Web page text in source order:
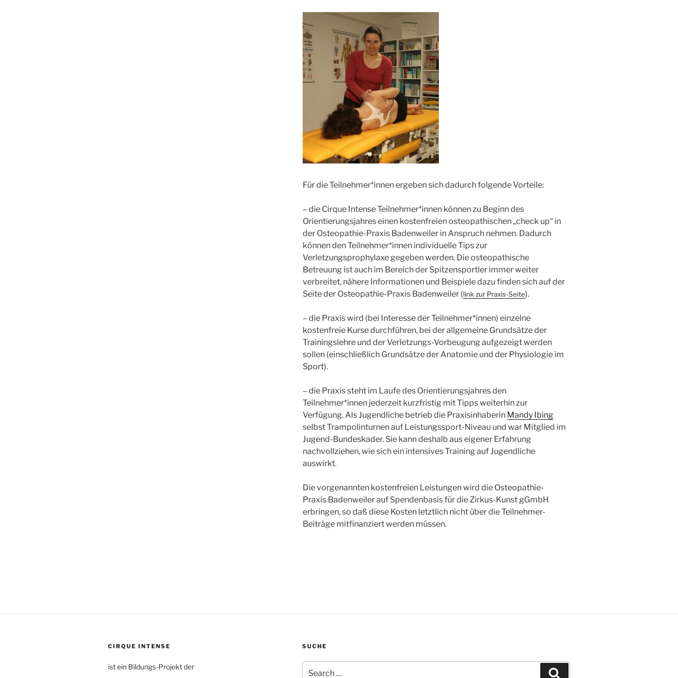
Für die Teilnehmer*innen ergeben sich dadurch folgende Vorteile:
– die Cirque Intense Teilnehmer*innen können zu Beginn des
Orientierungsjahres einen kostenfreien osteopathischen „check up“ in
der Osteopathie-Praxis Badenweiler in Anspruch nehmen. Dadurch
können den Teilnehmer*innen individuelle Tips zur
Verletzungsprophylaxe gegeben werden. Die osteopathische
Betreuung ist auch im Bereich der Spitzensportler immer weiter
verbreitet, nähere Informationen und Beispiele dazu finden sich auf der
Seite der Osteopathie-Praxis Badenweiler (link zur Praxis-Seite).
– die Praxis wird (bei Interesse der Teilnehmer*innen) einzelne
kostenfreie Kurse durchführen, bei der allgemeine Grundsätze der
Trainingslehre und der Verletzungs-Vorbeugung aufgezeigt werden
sollen (einschließlich Grundsätze der Anatomie und der Physiologie im
Sport).
– die Praxis steht im Laufe des Orientierungsjahres den
Teilnehmer*innen jederzeit kurzfristig mit Tipps weiterhin zur
Verfügung. Als Jugendliche betrieb die Praxisinhaberin Mandy Ibing
selbst Trampolinturnen auf Leistungssport-Niveau und war Mitglied im
Jugend-Bundeskader. Sie kann deshalb aus eigener Erfahrung
nachvollziehen, wie sich ein intensives Training auf Jugendliche
auswirkt.
Die vorgenannten kostenfreien Leistungen wird die Osteopathie-
Praxis Badenweiler auf Spendenbasis für die Zirkus-Kunst gGmbH
erbringen, so daß diese Kosten letztlich nicht über die Teilnehmer-
Beiträge mitfinanziert werden müssen.
CIRQUE INTENSE
ist ein Bildungs-Projekt der
SUCHE